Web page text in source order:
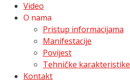
Video
O nama
Pristup informacijama
Manifestacije
Povijest
Tehničke karakteristike
Kontakt